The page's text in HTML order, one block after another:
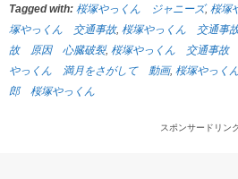
Tagged with: 桜塚やっくん ジャニーズ, 桜塚
塚やっくん 交通事故, 桜塚やっくん 交通事
故 原因 心臓破裂, 桜塚やっくん 交通事故
やっくん 満月をさがして 動画, 桜塚やっ
郎 桜塚やっくん
スポンサードリンク